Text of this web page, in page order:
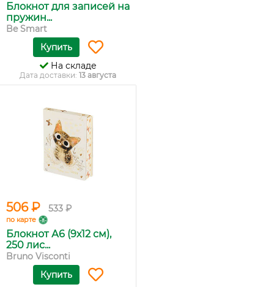
Блокнот для записей на
пружин...
Be Smart
Купить
На складе
Дата доставки: 13 августа
506 ₽ 533 ₽
по карте
Блокнот А6 (9х12 см),
250 лис...
Bruno Visconti
Купить